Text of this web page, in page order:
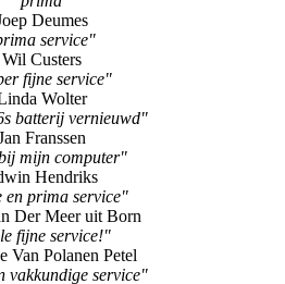
Deumes
service"
Wil Custers
fijne service"
Wolter
batterij vernieuwd"
Franssen
mijn computer"
Hendriks
en prima service"
Der Meer uit Born
fijne service!"
Van Polanen Petel
vakkundige service"